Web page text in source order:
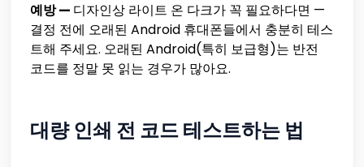
예방 — 디자인상 라이트 온 다크가 꼭 필요하다면 —
결정 전에 오래된 Android 휴대폰들에서 충분히 테스
트해 주세요. 오래된 Android(특히 보급형)는 반전
코드를 정말 못 읽는 경우가 많아요.
대량 인쇄 전 코드 테스트하는 법